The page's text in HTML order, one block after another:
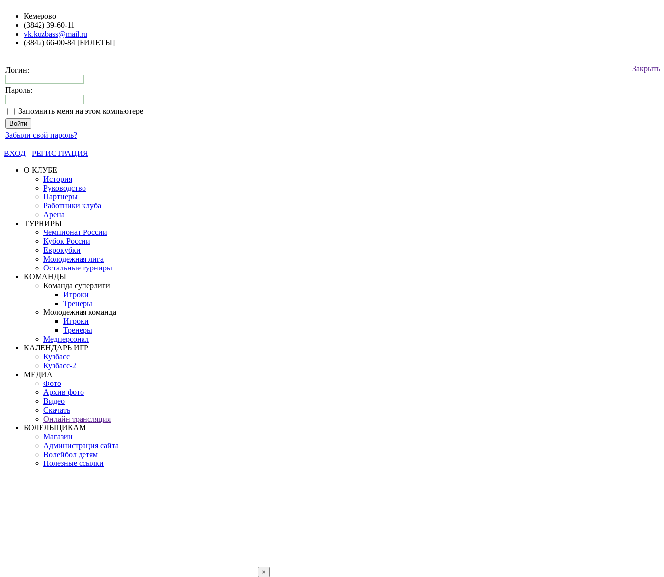
Кемерово
(3842) 39-60-11
vk.kuzbass@mail.ru
(3842) 66-00-84 [БИЛЕТЫ]
Закрыть
Логин:
Пароль:
Запомнить меня на этом компьютере
Забыли свой пароль?
ВХОД
РЕГИСТРАЦИЯ
О КЛУБЕ
История
Руководство
Партнеры
Работники клуба
Арена
ТУРНИРЫ
Чемпионат России
Кубок России
Еврокубки
Молодежная лига
Остальные турниры
КОМАНДЫ
Команда суперлиги
Игроки
Тренеры
Молодежная команда
Игроки
Тренеры
Медперсонал
КАЛЕНДАРЬ ИГР
Кузбасс
Кузбасс-2
МЕДИА
Фото
Архив фото
Видео
Скачать
Онлайн трансляция
БОЛЕЛЬЩИКАМ
Магазин
Администрация сайта
Волейбол детям
Полезные ссылки
×